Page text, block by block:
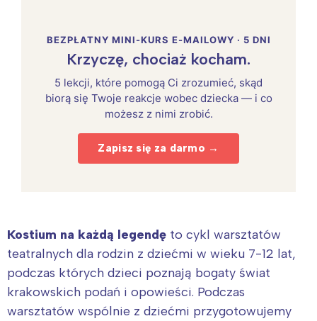
BEZPŁATNY MINI-KURS E-MAILOWY · 5 DNI
Krzyczę, chociaż kocham.
5 lekcji, które pomogą Ci zrozumieć, skąd
biorą się Twoje reakcje wobec dziecka — i co
możesz z nimi zrobić.
Zapisz się za darmo →
Kostium na każdą legendę to cykl warsztatów
teatralnych dla rodzin z dziećmi w wieku 7-12 lat,
podczas których dzieci poznają bogaty świat
krakowskich podań i opowieści. Podczas
warsztatów wspólnie z dziećmi przygotowujemy